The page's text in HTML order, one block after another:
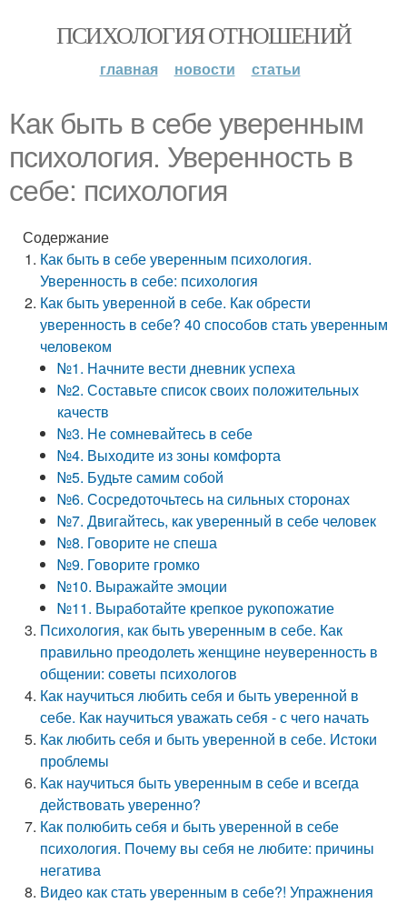
ПСИХОЛОГИЯ ОТНОШЕНИЙ
главная новости статьи
Как быть в себе уверенным
психология. Уверенность в
себе: психология
Содержание
Как быть в себе уверенным психология.
Уверенность в себе: психология
Как быть уверенной в себе. Как обрести
уверенность в себе? 40 способов стать уверенным
человеком
№1. Начните вести дневник успеха
№2. Составьте список своих положительных
качеств
№3. Не сомневайтесь в себе
№4. Выходите из зоны комфорта
№5. Будьте самим собой
№6. Сосредоточьтесь на сильных сторонах
№7. Двигайтесь, как уверенный в себе человек
№8. Говорите не спеша
№9. Говорите громко
№10. Выражайте эмоции
№11. Выработайте крепкое рукопожатие
Психология, как быть уверенным в себе. Как
правильно преодолеть женщине неуверенность в
общении: советы психологов
Как научиться любить себя и быть уверенной в
себе. Как научиться уважать себя - с чего начать
Как любить себя и быть уверенной в себе. Истоки
проблемы
Как научиться быть уверенным в себе и всегда
действовать уверенно?
Как полюбить себя и быть уверенной в себе
психология. Почему вы себя не любите: причины
негатива
Видео как стать уверенным в себе?! Упражнения